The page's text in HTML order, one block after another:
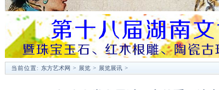
当前位置: 东方艺术网 > 展览 > 展览展讯 >